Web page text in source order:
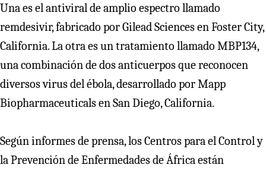
Una es el antiviral de amplio espectro llamado
remdesivir, fabricado por Gilead Sciences en Foster City,
California. La otra es un tratamiento llamado MBP134,
una combinación de dos anticuerpos que reconocen
diversos virus del ébola, desarrollado por Mapp
Biopharmaceuticals en San Diego, California.
Según informes de prensa, los Centros para el Control y
la Prevención de Enfermedades de África están